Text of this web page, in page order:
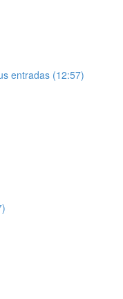
entradas (12:57)